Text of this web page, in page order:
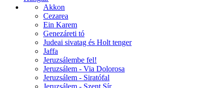
Akkon
Cezarea
Ein Karem
Genezáreti tó
Judeai sivatag és Holt tenger
Jaffa
Jeruzsálembe fel!
Jeruzsálem - Via Dolorosa
Jeruzsálem - Siratófal
Jeruzsálem - Szent Sír